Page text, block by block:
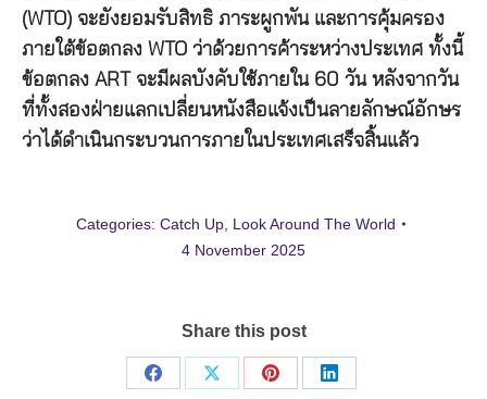
(WTO) จะยังยอมรับสิทธิ ภาระผูกพัน และการคุ้มครอง
ภายใต้ข้อตกลง WTO ว่าด้วยการค้าระหว่างประเทศ ทั้งนี้
ข้อตกลง ART จะมีผลบังคับใช้ภายใน 60 วัน หลังจากวัน
ที่ทั้งสองฝ่ายแลกเปลี่ยนหนังสือแจ้งเป็นลายลักษณ์อักษร
ว่าได้ดำเนินกระบวนการภายในประเทศเสร็จสิ้นแล้ว
Categories: Catch Up, Look Around The World
4 November 2025
Share this post
Share
Share
Share
Share